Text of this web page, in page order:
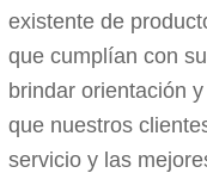
existente de
que cumplían con
brindar orientación
que nuestros
servicio y las